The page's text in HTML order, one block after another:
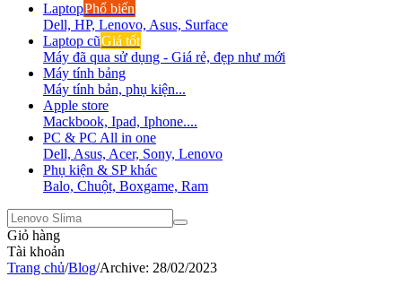
LaptopPhổ biến
Dell, HP, Lenovo, Asus, Surface
Laptop cũGiá tốt
Máy đã qua sử dụng - Giá rẻ, đẹp như mới
Máy tính bảng
Máy tính bản, phụ kiện...
Apple store
Mackbook, Ipad, Iphone....
PC & PC All in one
Dell, Asus, Acer, Sony, Lenovo
Phụ kiện & SP khác
Balo, Chuột, Boxgame, Ram
Giỏ hàng
Tài khoản
Trang chủ/Blog/Archive: 28/02/2023